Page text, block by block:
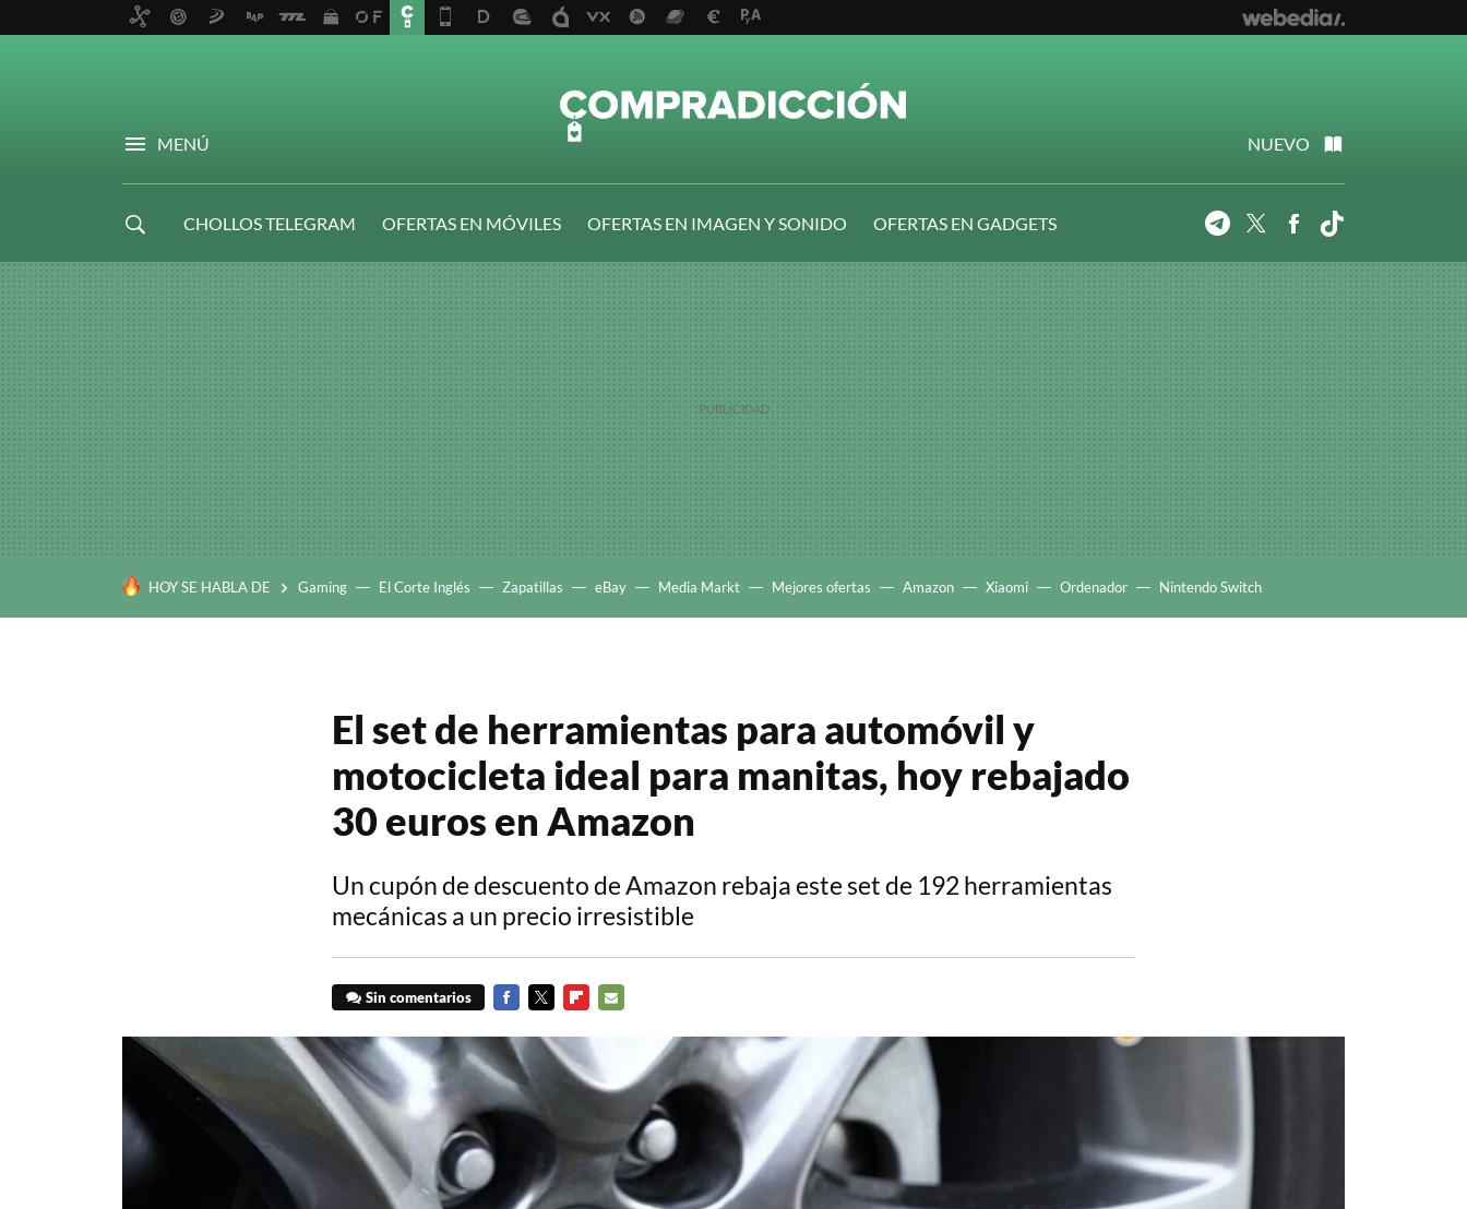
MENÚ NUEVO
CHOLLOS TELEGRAM OFERTAS EN MÓVILES OFERTAS EN IMAGEN Y SONIDO
OFERTAS EN GADGETS
TelegramTwitterFacebook
HOY SE HABLA DE Gaming El Corte Inglés Zapatillas eBay Media Markt Mejores ofertas Amazon Xiaomi Ordenador Nintendo Switch
El set de herramientas para automóvil y
motocicleta ideal para manitas, hoy rebajado
30 euros en Amazon
Un cupón de descuento de Amazon rebaja este set de 192 herramientas
mecánicas a un precio irresistible
Sin comentarios